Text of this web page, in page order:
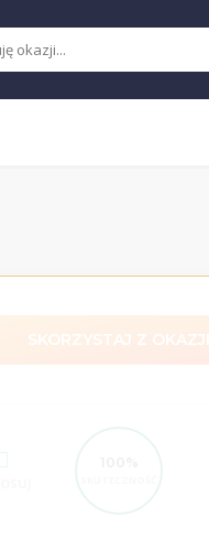
SKORZYSTAJ Z OKAZJI